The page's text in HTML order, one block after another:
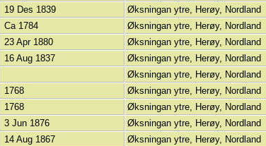
19 Des 1839 Øksningan ytre, Herøy, Nordland
Ca 1784 Øksningan ytre, Herøy, Nordland
23 Apr 1880 Øksningan ytre, Herøy, Nordland
16 Aug 1837 Øksningan ytre, Herøy, Nordland
Øksningan ytre, Herøy, Nordland
1768 Øksningan ytre, Herøy, Nordland
1768 Øksningan ytre, Herøy, Nordland
3 Jun 1876 Øksningan ytre, Herøy, Nordland
14 Aug 1867 Øksningan ytre, Herøy, Nordland